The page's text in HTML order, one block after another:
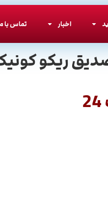
اخبار تماس با
ریکو